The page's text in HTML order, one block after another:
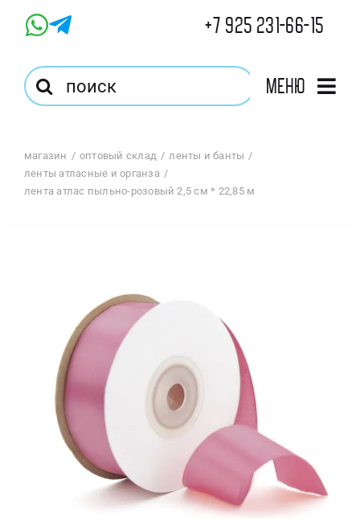
+7 925 231-66-15
Результат
поиска:
Меню
Магазин
Избранное
Доставка
О нас
магазин оптовый склад
ленты и банты
ленты атласные и органза
лента атлас пыльно-розовый 2,5 см * 22,85 м